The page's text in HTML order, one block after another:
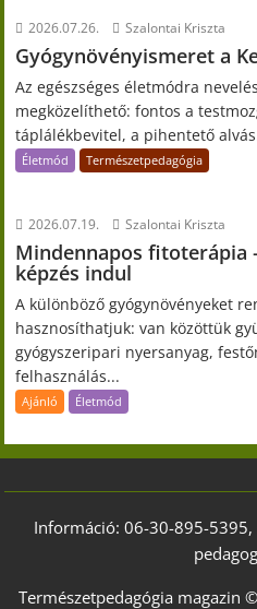
2026.07.26. Szalontai Kriszta
Gyógynövényismeret a
Az egészséges életmódra
megközelíthető: fontos a
táplálékbevitel, a pihentető
Életmód Természetpedagógia
2026.07.19. Szalontai Kriszta
Mindennapos fitoterápia
képzés indul
A különböző gyógynövényeket
hasznosíthatjuk: van közöttük
gyógyszeripari nyersanyag,
felhasználás...
Ajánló Életmód
Információ: 06-30-895-5395,
Természetpedagógia magazin